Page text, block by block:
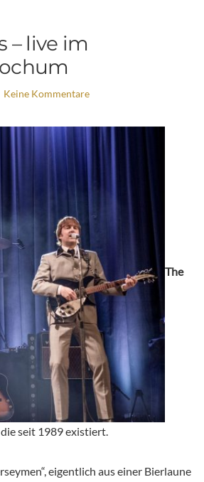
– live im
Keine Kommentare
The
seit 1989 existiert.
eigentlich aus einer Bierlaune